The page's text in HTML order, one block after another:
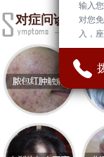
中研皮肤病医院
出，成为许多患
济南中研皮肤病
机构，在国内
医疗设备和技
医院注重科学
具体情况制定
对症问诊
输入
对您
入，